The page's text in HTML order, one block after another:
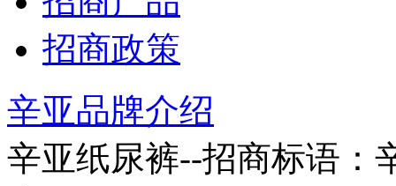
招商政策
辛亚品牌介绍
辛亚纸尿裤--招商标语：